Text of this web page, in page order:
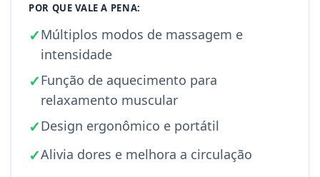
POR QUE VALE A PENA:
✓Múltiplos modos de massagem e
intensidade
✓Função de aquecimento para
relaxamento muscular
✓Design ergonômico e portátil
✓Alivia dores e melhora a circulação